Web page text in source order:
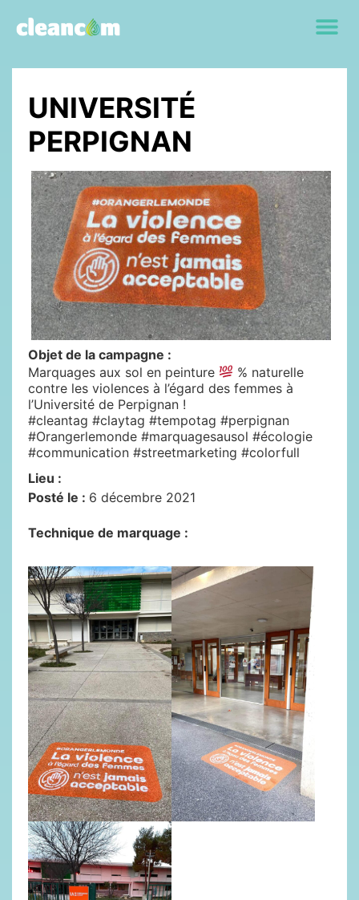
UNIVERSITÉ
PERPIGNAN
Objet de la campagne :
Marquages aux sol en peinture
% naturelle
contre les violences à l’égard des femmes à
l’Université de Perpignan !
#cleantag #claytag #tempotag #perpignan
#Orangerlemonde #marquagesausol #écologie
#communication #streetmarketing #colorfull
Lieu :
Posté le : 6 décembre 2021
Technique de marquage :